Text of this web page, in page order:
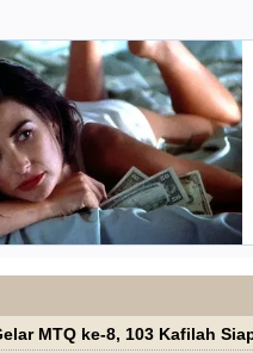
MTQ ke-8, 103 Kafilah